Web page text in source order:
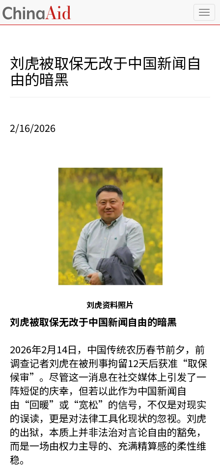
T
o
刘虎被取保无改于中国新闻自
由的暗黑
2/16/2026
刘虎资料照片
刘虎被取保无改于中国新闻自由的暗黑
2026年2月14日，中国传统农历春节前夕，前
调查记者刘虎在被刑事拘留12天后获准“取保
候审”。尽管这一消息在社交媒体上引发了一
阵短促的庆幸，但若以此作为中国新闻自
由“回暖”或“宽松”的信号，不仅是对现实
的误读，更是对法律工具化现状的忽视。刘虎
的出狱，本质上并非法治对言论自由的豁免，
而是一场由权力主导的、充满精算感的柔性维
稳。